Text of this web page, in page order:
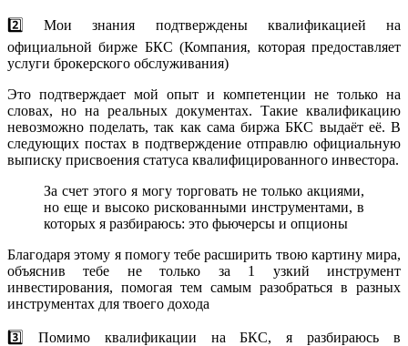
2️⃣ Мои знания подтверждены квалификацией на
официальной бирже БКС (Компания, которая предоставляет
услуги брокерского обслуживания)
Это подтверждает мой опыт и компетенции не только на
словах, но на реальных документах. Такие квалификацию
невозможно поделать, так как сама биржа БКС выдаёт её. В
следующих постах в подтверждение отправлю официальную
выписку присвоения статуса квалифицированного инвестора.
За счет этого я могу торговать не только акциями,
но еще и высоко рискованными инструментами, в
которых я разбираюсь: это фьючерсы и опционы
Благодаря этому я помогу тебе расширить твою картину мира,
объяснив тебе не только за 1 узкий инструмент
инвестирования, помогая тем самым разобраться в разных
инструментах для твоего дохода
3️⃣ Помимо квалификации на БКС, я разбираюсь в